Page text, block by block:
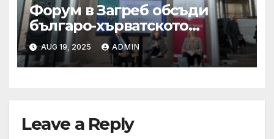
Форум в Загреб обсъди
българо-хърватското
сътрудничество
AUG 19, 2025 ADMIN
Leave a Reply